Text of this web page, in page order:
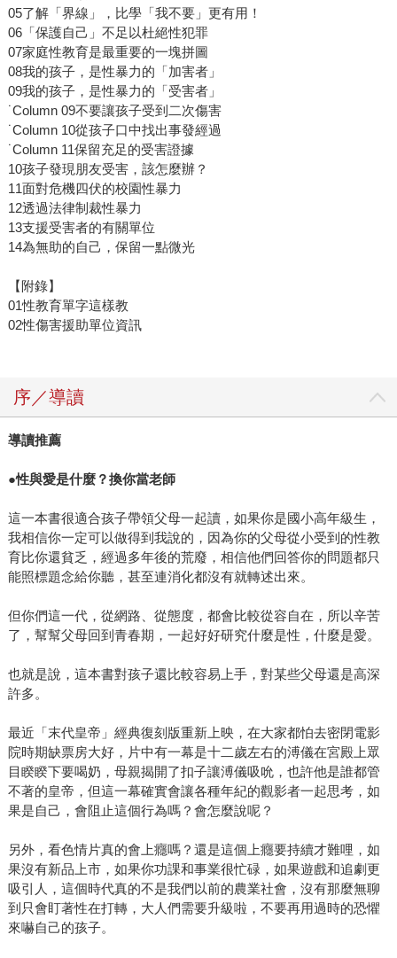
05了解「界線」，比學「我不要」更有用！
06「保護自己」不足以杜絕性犯罪
07家庭性教育是最重要的一塊拼圖
08我的孩子，是性暴力的「加害者」
09我的孩子，是性暴力的「受害者」
˙Column 09不要讓孩子受到二次傷害
˙Column 10從孩子口中找出事發經過
˙Column 11保留充足的受害證據
10孩子發現朋友受害，該怎麼辦？
11面對危機四伏的校園性暴力
12透過法律制裁性暴力
13支援受害者的有關單位
14為無助的自己，保留一點微光
【附錄】
01性教育單字這樣教
02性傷害援助單位資訊
序／導讀
導讀推薦
●性與愛是什麼？換你當老師
這一本書很適合孩子帶領父母一起讀，如果你是國小高年級生，
我相信你一定可以做得到我說的，因為你的父母從小受到的性教
育比你還貧乏，經過多年後的荒廢，相信他們回答你的問題都只
能照標題念給你聽，甚至連消化都沒有就轉述出來。
但你們這一代，從網路、從態度，都會比較從容自在，所以辛苦
了，幫幫父母回到青春期，一起好好研究什麼是性，什麼是愛。
也就是說，這本書對孩子還比較容易上手，對某些父母還是高深
許多。
最近「末代皇帝」經典復刻版重新上映，在大家都怕去密閉電影
院時期缺票房大好，片中有一幕是十二歲左右的溥儀在宮殿上眾
目睽睽下要喝奶，母親揭開了扣子讓溥儀吸吮，也許他是誰都管
不著的皇帝，但這一幕確實會讓各種年紀的觀影者一起思考，如
果是自己，會阻止這個行為嗎？會怎麼說呢？
另外，看色情片真的會上癮嗎？還是這個上癮要持續才難哩，如
果沒有新品上市，如果你功課和事業很忙碌，如果遊戲和追劇更
吸引人，這個時代真的不是我們以前的農業社會，沒有那麼無聊
到只會盯著性在打轉，大人們需要升級啦，不要再用過時的恐懼
來嚇自己的孩子。